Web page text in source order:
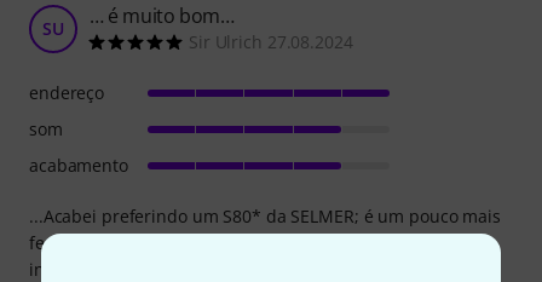
SU … é muito bom…
Sir Ulrich 27.08.2024
...Acabei preferindo um S80* da SELMER; é um pouco mais
fechado e o som é diferente; eu gostava mais dele como
iniciante. Mas isso não significa que seja ruim; é só o meu
endereço
som
acabamento